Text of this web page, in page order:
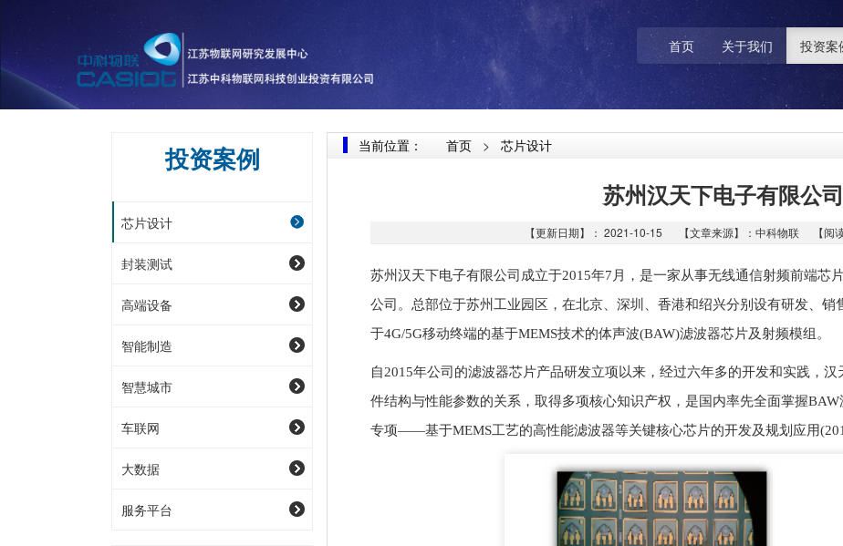
首页 关于我们 投资案
投资案例
芯片设计
封装测试
高端设备
智能制造
智慧城市
车联网
大数据
服务平台
当前位置： 首页 > 芯片设计
苏州汉天下电子有限公司
【更新日期】： 2021-10-15 【文章来源】：中科物联 【阅
苏州汉天下电子有限公司成立于2015年7月，是一家从事无线通信射频前端芯
公司。总部位于苏州工业园区，在北京、深圳、香港和绍兴分别设有研发、销
于4G/5G移动终端的基于MEMS技术的体声波(BAW)滤波器芯片及射频模组。
自2015年公司的滤波器芯片产品研发立项以来，经过六年多的开发和实践，
件结构与性能参数的关系，取得多项核心知识产权，是国内率先全面掌握
专项——基于MEMS工艺的高性能滤波器等关键核心芯片的开发及规划应用